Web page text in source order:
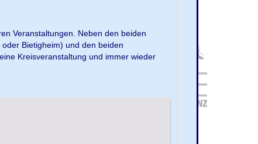
Veranstaltungen. Neben den beiden
Bietigheim) und den beiden
Kreisveranstaltung und immer wieder